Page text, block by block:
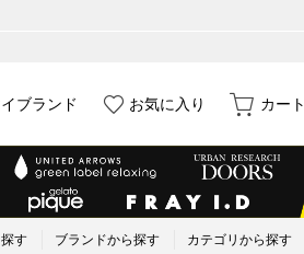
ブランド お気に入り カート
す ブランドから探す カテゴリから探す